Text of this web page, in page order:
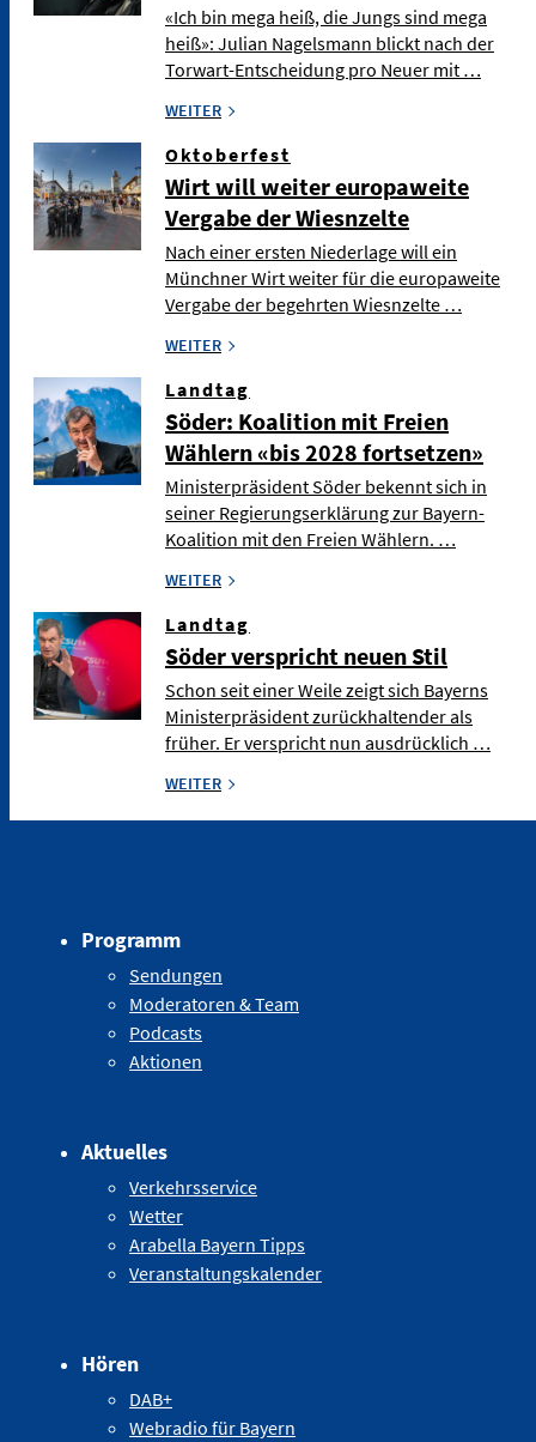
«Ich bin mega heiß, die Jungs sind mega
heiß»: Julian Nagelsmann blickt nach der
Torwart-Entscheidung pro Neuer mit …
WEITER
Oktoberfest
Wirt will weiter europaweite
Vergabe der Wiesnzelte
Nach einer ersten Niederlage will ein
Münchner Wirt weiter für die europaweite
Vergabe der begehrten Wiesnzelte …
WEITER
Landtag
Söder: Koalition mit Freien
Wählern «bis 2028 fortsetzen»
Ministerpräsident Söder bekennt sich in
seiner Regierungserklärung zur Bayern-
Koalition mit den Freien Wählern. …
WEITER
Landtag
Söder verspricht neuen Stil
Schon seit einer Weile zeigt sich Bayerns
Ministerpräsident zurückhaltender als
früher. Er verspricht nun ausdrücklich …
WEITER
Programm
Sendungen
Moderatoren & Team
Podcasts
Aktionen
Aktuelles
Verkehrsservice
Wetter
Arabella Bayern Tipps
Veranstaltungskalender
Hören
DAB+
Webradio für Bayern